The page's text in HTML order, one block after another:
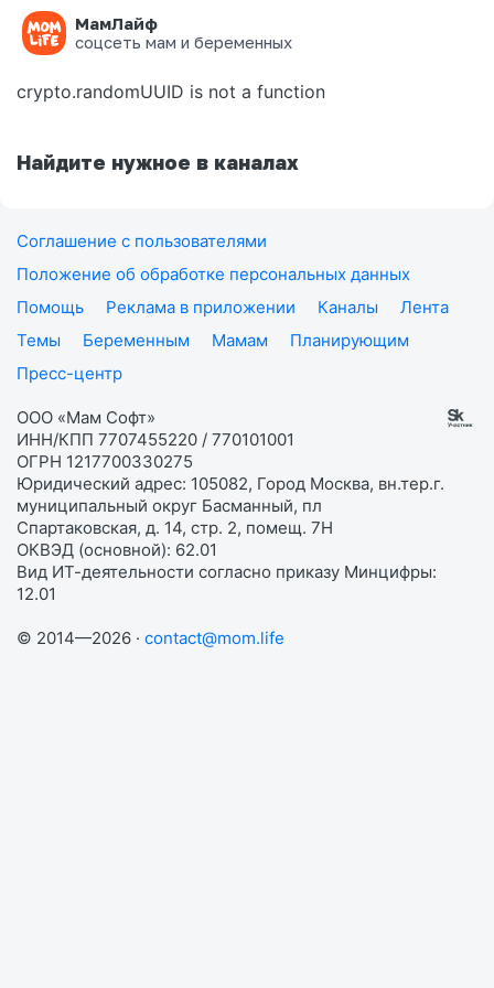
МамЛайф
соцсеть мам и беременных
Ошибка на странице
crypto.randomUUID is not a function
Найдите нужное в каналах
Соглашение с пользователями
Положение об обработке персональных данных
Помощь
Реклама в приложении Каналы
Лента
Темы
Беременным Мамам
Планирующим
Пресс-центр
ООО «Мам Софт»
ИНН/КПП 7707455220 / 770101001
ОГРН 1217700330275
Юридический адрес: 105082, Город Москва, вн.тер.г.
муниципальный округ Басманный, пл
Спартаковская, д. 14, стр. 2, помещ. 7Н
ОКВЭД (основной): 62.01
Вид ИТ-деятельности согласно приказу Минцифры:
12.01
© 2014—2026 · contact@mom.life